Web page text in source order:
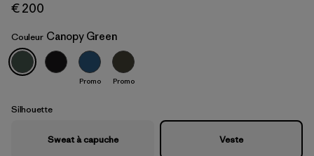
Canopy Green
€ 200
Couleur Canopy Green
Promo Promo
Silhouette
Sweat à capuche Veste